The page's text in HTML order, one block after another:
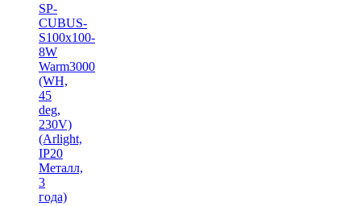
SP-
CUBUS-
S100x100-
8W
Warm3000
(WH,
45
deg,
230V)
(Arlight,
IP20
Металл,
3
года)